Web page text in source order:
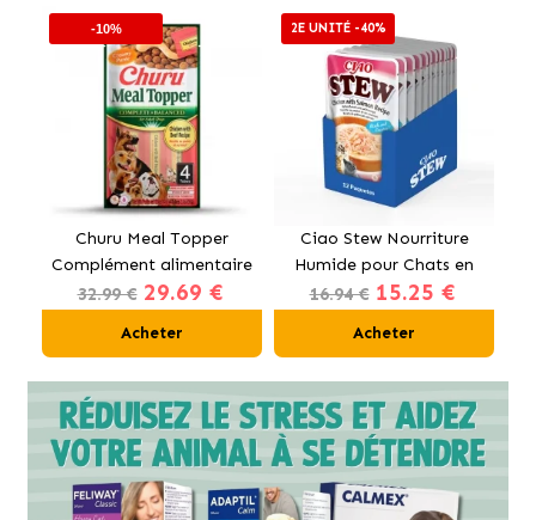
-10%
Churu Meal Topper
Complément alimentaire
pour chiens au bœuf
32.99 € 29.69 €
Acheter
2E UNITÉ -40%
Ciao Stew Nourriture
Humide pour Chats en
Crème avec Poulet et
16.94 € 15.25 €
Acheter